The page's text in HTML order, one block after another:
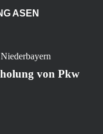
ASEN
von Pkw